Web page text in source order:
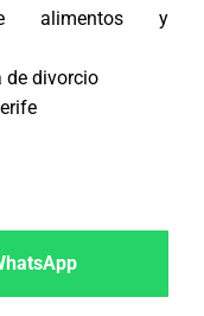
alimentos y
de divorcio